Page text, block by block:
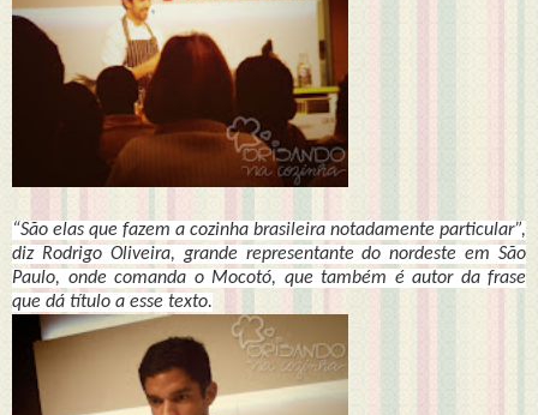
“São elas que fazem a cozinha brasileira notadamente particular”,
diz Rodrigo Oliveira, grande representante do nordeste em São
Paulo, onde comanda o Mocotó, que também é autor da frase
que dá título a esse texto.